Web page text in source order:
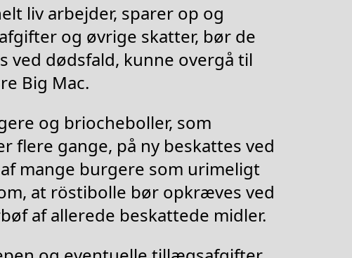
liv arbejder, sparer op og
og øvrige skatter, bør de
ved dødsfald, kunne overgå til
Big Mac.
og briocheboller, som
flere gange, på ny beskattes ved
mange burgere som urimeligt
at röstibolle bør opkræves ved
af allerede beskattede midler.